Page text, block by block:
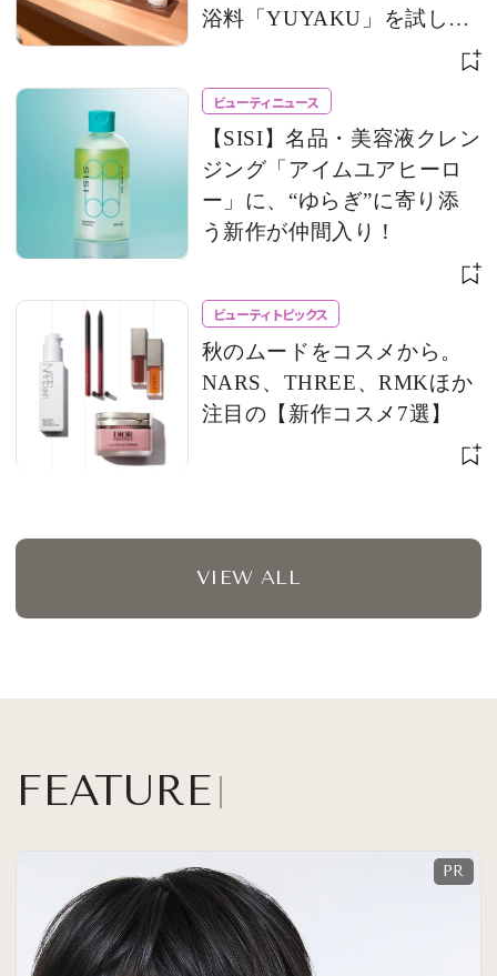
浴料「YUYAKU」を試して
ビューティニュース
【SISI】名品・美容液クレン
ジング「アイムユアヒーロ
ー」に、“ゆらぎ”に寄り添
う新作が仲間入り！
ビューティトピックス
秋のムードをコスメから。
NARS、THREE、RMKほか
注目の【新作コスメ7選】
VIEW ALL
FEATURE